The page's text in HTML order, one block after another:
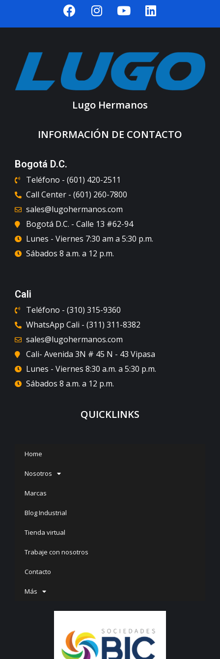
Lugo Hermanos
INFORMACIÓN DE CONTACTO
Bogotá D.C.
Teléfono - (601) 420-2511
Call Center - (601) 260-7800
sales@lugohermanos.com
Bogotá D.C. - Calle 13 #62-94
Lunes - Viernes 7:30 am a 5:30 p.m.
Sábados 8 a.m. a 12 p.m.
Cali
Teléfono - (310) 315-9360
WhatsApp Cali - (311) 311-8382
sales@lugohermanos.com
Cali- Avenida 3N # 45 N - 43 Vipasa
Lunes - Viernes 8:30 a.m. a 5:30 p.m.
Sábados 8 a.m. a 12 p.m.
QUICKLINKS
Home
Nosotros
Marcas
Blog Industrial
Tienda virtual
Trabaje con nosotros
Contacto
Más